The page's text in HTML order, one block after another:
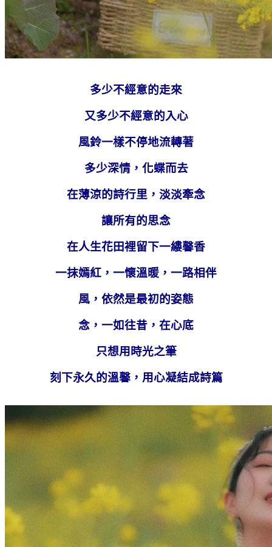
多少不經意的走來
又多少不經意的入心
風鈴一樣不停地流轉著
多少深情，化蝶而去
在薄涼的詩行里，淡淡牽念
讓所有的思念
在人生花田裡留下一縷馨香
一抹嫣紅，一懷溫暖，一路相伴
風，依然是最初的姿態
念，一如往昔，在心底
只想用時光之筆
刻下永久的溫馨，用心凝結成詩篇